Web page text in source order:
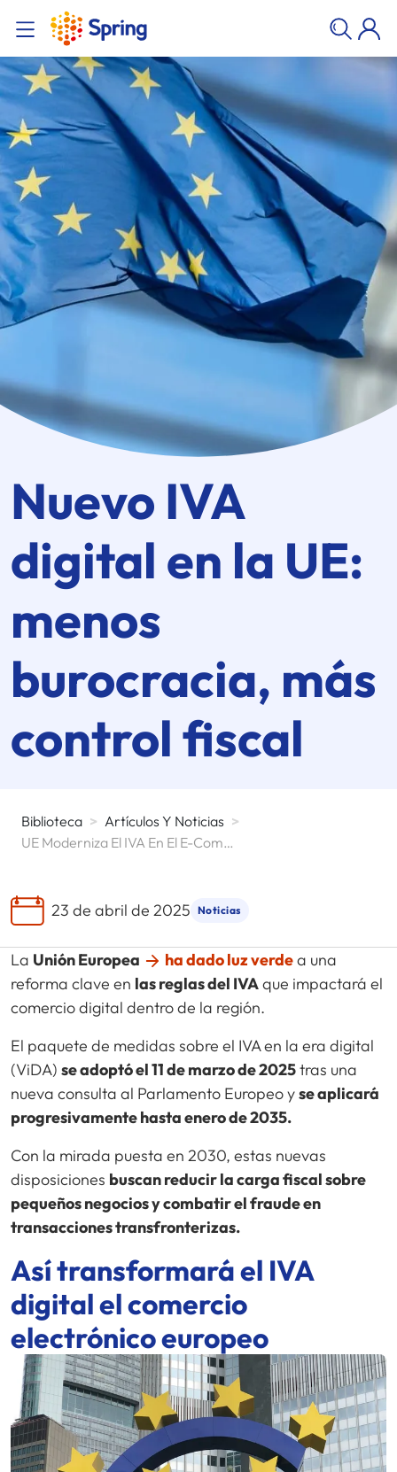
Nuevo IVA
digital en la UE:
menos
burocracia, más
control fiscal
Biblioteca > Artículos Y Noticias >
UE Moderniza El IVA En El E-Commerce
23 de abril de 2025 Noticias
La Unión Europea ha dado luz verdea una
reforma clave en las reglas del IVAque impactará el
comercio digital dentro de la región.
El paquete de medidas sobre el IVA en la era digital
(ViDA) se adoptó el 11 de marzo de 2025tras una
nueva consulta al Parlamento Europeo yse aplicará
progresivamente hasta enero de 2035.
Con la mirada puesta en 2030, estas nuevas
disposiciones buscan reducir la carga fiscal sobre
pequeños negocios y combatir el fraude en
transacciones transfronterizas.
Así transformará el IVA
digital el comercio
electrónico europeo